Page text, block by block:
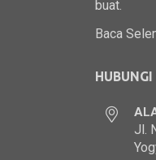
buat.
Baca
Jl.